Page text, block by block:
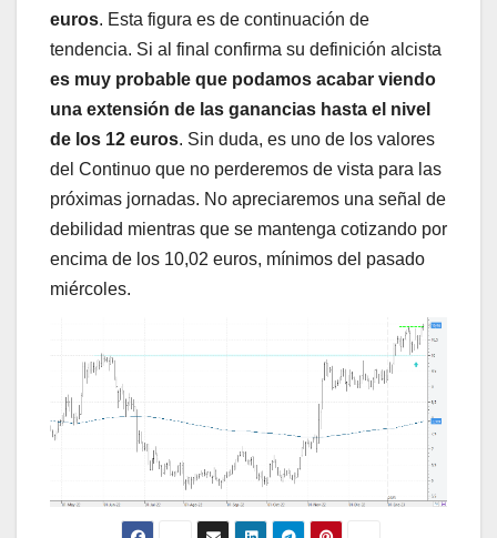
euros. Esta figura es de continuación de
tendencia. Si al final confirma su definición alcista
es muy probable que podamos acabar viendo
una extensión de las ganancias hasta el nivel
de los 12 euros. Sin duda, es uno de los valores
del Continuo que no perderemos de vista para las
próximas jornadas. No apreciaremos una señal de
debilidad mientras que se mantenga cotizando por
encima de los 10,02 euros, mínimos del pasado
miércoles.